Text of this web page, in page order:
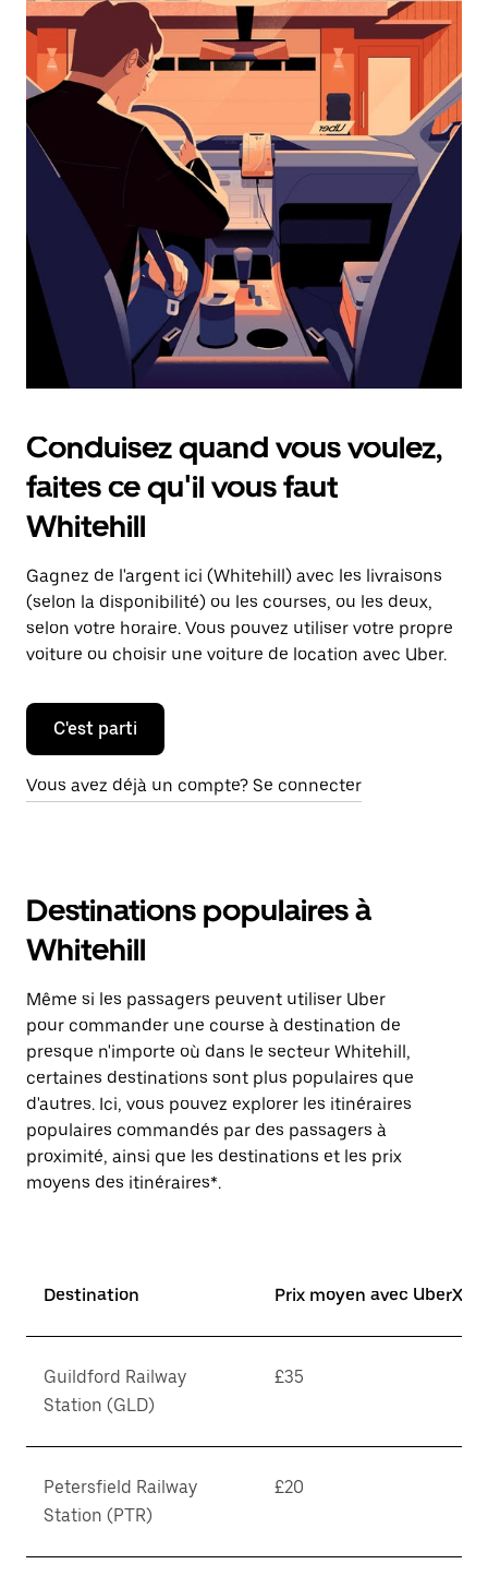
interagir
avec
calendrier
et
sélectionner
une
date.
Appuyez
d'échappement
pour
fermer
calendrier.
Conduisez quand vous voulez,
faites ce qu'il vous faut
Whitehill
Gagnez de l'argent ici (Whitehill) avec les livraisons
(selon la disponibilité) ou les courses, ou les deux,
selon votre horaire. Vous pouvez utiliser votre propre
voiture ou choisir une voiture de location avec Uber.
C'est parti
Vous avez déjà un compte? Se connecter
Destinations populaires à
Whitehill
Même si les passagers peuvent utiliser Uber
pour commander une course à destination de
presque n'importe où dans le secteur Whitehill,
certaines destinations sont plus populaires que
d'autres. Ici, vous pouvez explorer les itinéraires
populaires commandés par des passagers à
proximité, ainsi que les destinations et les prix
moyens des itinéraires*.
Destination Prix moyen avec UberX*
Guildford Railway
Station (GLD)
£35
Petersfield Railway
Station (PTR)
£20